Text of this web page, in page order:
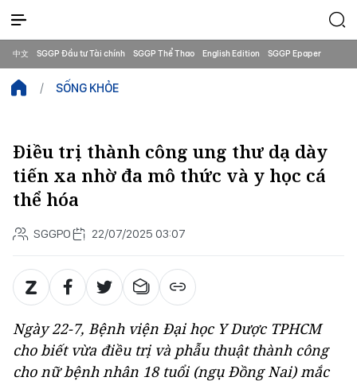
中文 SGGP Đầu tư Tài chính SGGP Thể Thao English Edition SGGP Epaper
SỐNG KHỎE
Điều trị thành công ung thư dạ dày
tiến xa nhờ đa mô thức và y học cá
thể hóa
SGGPO 22/07/2025 03:07
Ngày 22-7, Bệnh viện Đại học Y Dược TPHCM
cho biết vừa điều trị và phẫu thuật thành công
cho nữ bệnh nhân 18 tuổi (ngụ Đồng Nai) mắc